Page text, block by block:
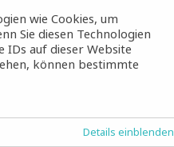
Mägenwil
wie Cookies, um
Sie diesen Technologien
auf dieser Website
können bestimmte
Details einblenden